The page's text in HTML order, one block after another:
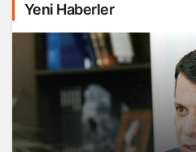
Yeni Haberler